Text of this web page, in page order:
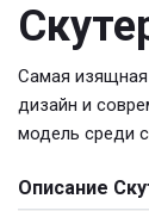
Самая
дизайн и
модель среди
Описание